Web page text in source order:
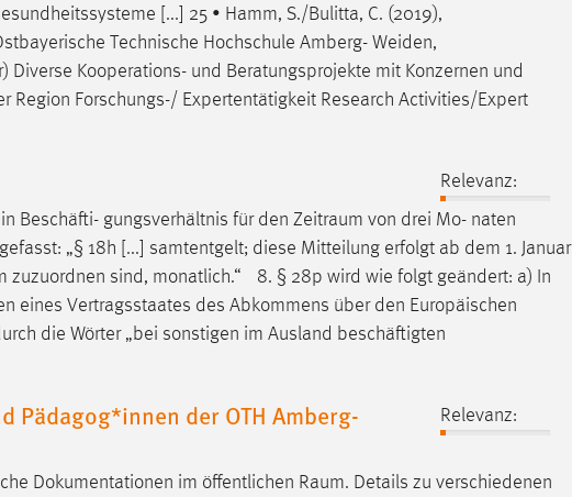
[...] 25 • Hamm, S./Bulitta, C. (2019),
Technische Hochschule Amberg- Weiden,
Diverse Kooperations- und Beratungsprojekte mit Konzernen und
Region Forschungs-/ Expertentätigkeit Research Activities/Expert
Relevanz:
Beschäfti- gungsverhältnis für den Zeitraum von drei Mo- naten
„§ 18h [...] samtentgelt; diese Mitteilung erfolgt ab dem 1. Januar
zuzuordnen sind, monatlich.“ 8. § 28p wird wie folgt geändert: a) In
eines Vertragsstaates des Abkommens über den Europäischen
die Wörter „bei sonstigen im Ausland beschäftigten
der OTH Amberg-
Relevanz:
Dokumentationen im öffentlichen Raum. Details zu verschiedenen